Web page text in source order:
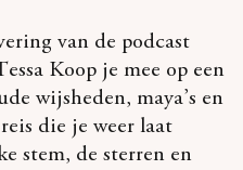
van de podcast
Koop je mee op een
wijsheden, maya’s en
die je weer laat
stem, de sterren en